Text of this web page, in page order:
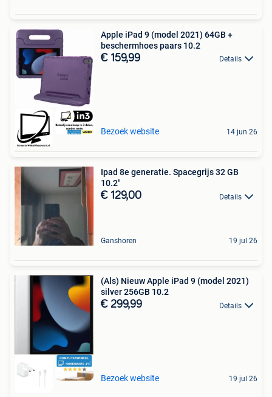
Apple iPad 9 (model 2021) 64GB +
beschermhoes paars 10.2
€ 159,99 Details
Bezoek website 14 jun 26
Ipad 8e generatie. Spacegrijs 32 GB
10.2"
€ 129,00 Details
Ganshoren 19 jul 26
(Als) Nieuw Apple iPad 9 (model 2021)
silver 256GB 10.2
€ 299,99 Details
Bezoek website 19 jul 26